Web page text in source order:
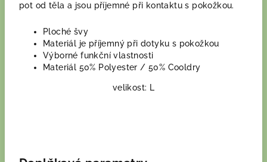
pot od těla a jsou příjemné při kontaktu s pokožkou.
Ploché švy
Materiál je příjemný při dotyku s pokožkou
Výborné funkční vlastnosti
Materiál 50% Polyester / 50% Cooldry
velikost: L